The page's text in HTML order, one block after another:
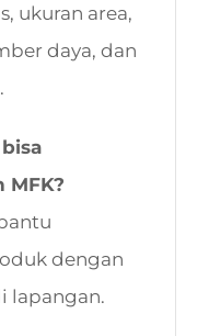
ukuran area,
daya, dan
MFK?
dengan
lapangan.